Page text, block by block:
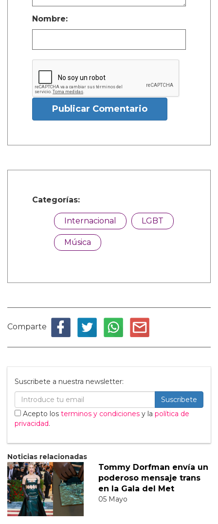
Nombre:
Publicar Comentario
Categorías:
Internacional LGBT
Música
Comparte
Suscribete a nuestra newsletter:
Suscribete
Acepto los terminos y condiciones y la política de
privacidad.
Noticias relacionadas
Tommy Dorfman envía un
poderoso mensaje trans
en la Gala del Met
05 Mayo